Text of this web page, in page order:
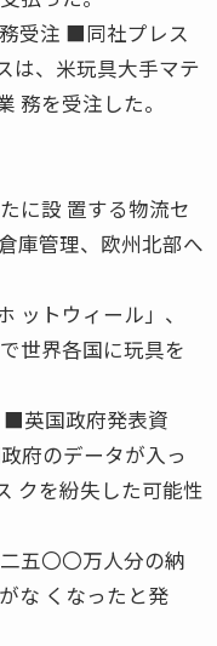
受注 ■同社プレス
、米玩具大手マテ
務を受注した。
に設 置する物流セ
庫管理、欧州北部へ
ットウィール」、
世界各国に玩具を
■英国政府発表資
のデータが入っ
クを紛失した可能性
五〇〇万人分の納
な くなったと発